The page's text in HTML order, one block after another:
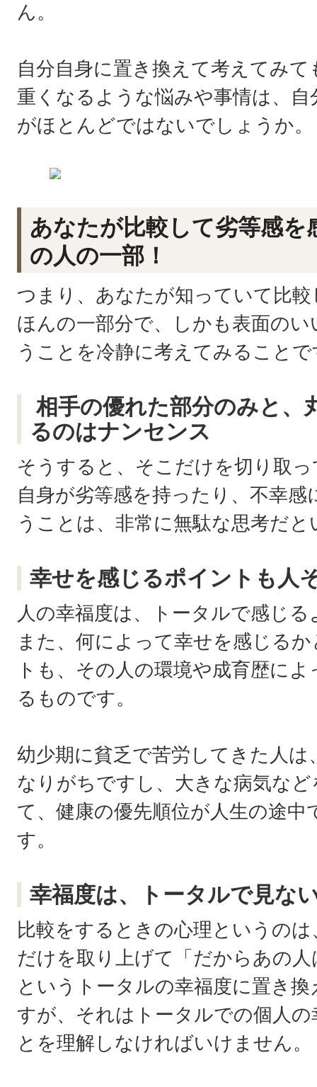
ん。
自分自身に置き換えて考えてみ
重くなるような悩みや事情は、
がほとんどではないでしょうか。
あなたが比較して劣等感を
の人の一部！
つまり、あなたが知っていて比
ほんの一部分で、しかも表面の
うことを冷静に考えてみることで
相手の優れた部分のみと、
るのはナンセンス
そうすると、そこだけを切り取
自身が劣等感を持ったり、不幸
うことは、非常に無駄な思考だ
幸せを感じるポイントも人
人の幸福度は、トータルで感じ
また、何によって幸せを感じる
トも、その人の環境や成育歴に
るものです。
幼少期に貧乏で苦労してきた人
なりがちですし、大きな病気な
て、健康の優先順位が人生の途
す。
幸福度は、トータルで見な
比較をするときの心理というの
だけを取り上げて「だからあの
というトータルの幸福度に置き
すが、それはトータルでの個人
とを理解しなければいけません。